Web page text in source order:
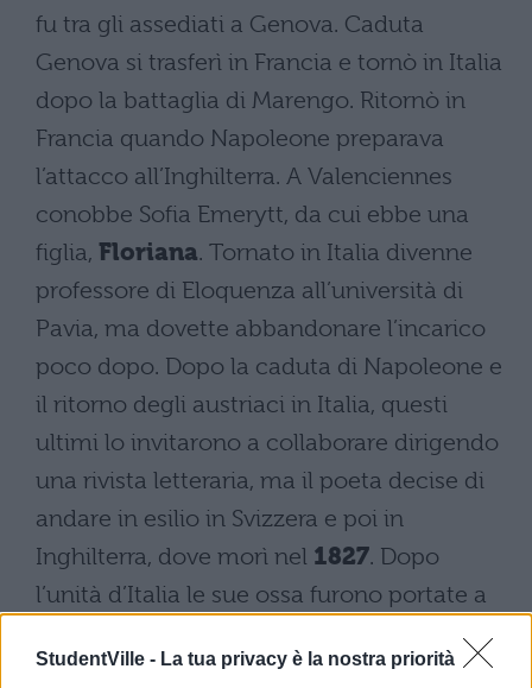
StudentVille - La tua privacy è la nostra priorità
fu tra gli assediati a Genova. Caduta
Genova si trasferì in Francia e tornò in Italia
dopo la battaglia di Marengo. Ritornò in
Francia quando Napoleone preparava
l’attacco all’Inghilterra. A Valenciennes
conobbe Sofia Emerytt, da cui ebbe una
figlia, Floriana. Tornato in Italia divenne
professore di Eloquenza all’università di
Pavia, ma dovette abbandonare l’incarico
poco dopo. Dopo la caduta di Napoleone e
il ritorno degli austriaci in Italia, questi
ultimi lo invitarono a collaborare dirigendo
una rivista letteraria, ma il poeta decise di
andare in esilio in Svizzera e poi in
Inghilterra, dove morì nel 1827. Dopo
l’unità d’Italia le sue ossa furono portate a